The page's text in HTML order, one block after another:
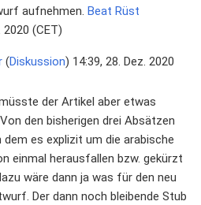
aufnehmen. Beat Rüst
2020 (CET)
(Diskussion) 14:39, 28. Dez. 2020
der Artikel aber etwas
den bisherigen drei Absätzen
dem es explizit um die arabische
einmal herausfallen bzw. gekürzt
wäre dann ja was für den neu
Der dann noch bleibende Stub